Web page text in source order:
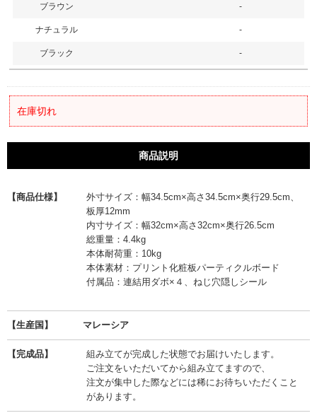
ブラウン -
ナチュラル -
ブラック -
在庫切れ
商品説明
【商品仕様】
外寸サイズ：幅34.5cm×高さ34.5cm×奥行29.5cm、
板厚12mm
内寸サイズ：幅32cm×高さ32cm×奥行26.5cm
総重量：4.4kg
本体耐荷重：10kg
本体素材：プリント化粧板パーティクルボード
付属品：連結用ダボ×４、ねじ穴隠しシール
【生産国】 マレーシア
【完成品】
組み立てが完成した状態でお届けいたします。
ご注文をいただいてから組み立てますので、
注文が集中した際などには稀にお待ちいただくこと
があります。